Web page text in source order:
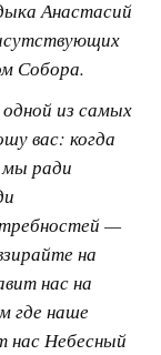
Анастасий
Собора.
из самых
вас: когда
ради
—
на
нас на
где наше
нас Небесный